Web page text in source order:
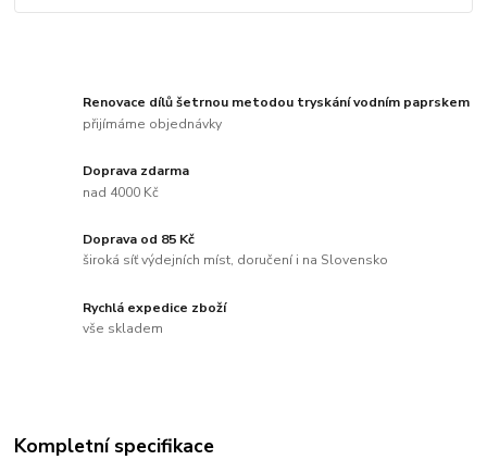
Renovace dílů šetrnou metodou tryskání vodním paprskem
přijímáme objednávky
Doprava zdarma
nad 4000 Kč
Doprava od 85 Kč
široká síť výdejních míst, doručení i na Slovensko
Rychlá expedice zboží
vše skladem
Kompletní specifikace